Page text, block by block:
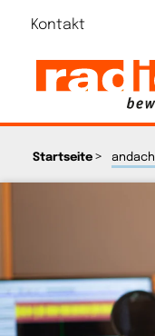
Kontakt
Startseite>